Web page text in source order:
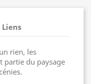
Liens
rien, les
partie du paysage